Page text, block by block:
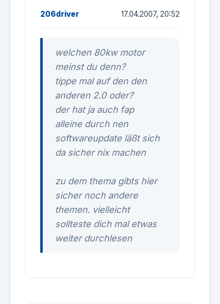
206driver 17.04.2007, 20:52
welchen 80kw motor
meinst du denn?
tippe mal auf den den
anderen 2.0 oder?
der hat ja auch fap
alleine durch nen
softwareupdate läßt sich
da sicher nix machen
zu dem thema gibts hier
sicher noch andere
themen. vielleicht
sollteste dich mal etwas
weiter durchlesen